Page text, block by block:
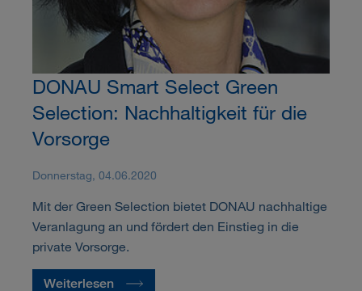
DONAU Smart Select Green
Selection: Nachhaltigkeit für die
Vorsorge
Donnerstag, 04.06.2020
Mit der Green Selection bietet DONAU nachhaltige
Veranlagung an und fördert den Einstieg in die
private Vorsorge.
Weiterlesen